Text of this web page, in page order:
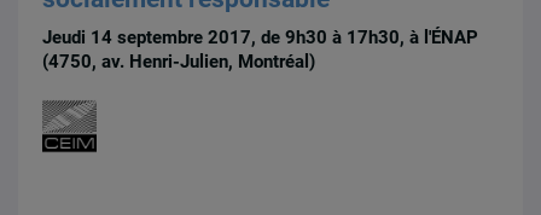
Jeudi 14 septembre 2017, de 9h30 à 17h30, à l'ÉNAP
(4750, av. Henri-Julien, Montréal)